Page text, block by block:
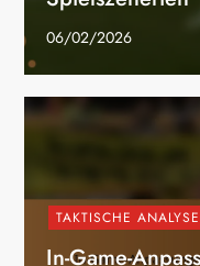
06/02/2026
TAKTISCHE
In-Game-